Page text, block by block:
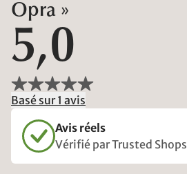
Opra »
5,0
Basé sur 1 avis
Avis réels
Vérifié par Trusted Shops